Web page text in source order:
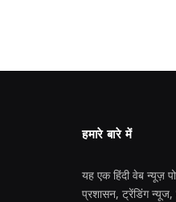
हमारे बारे में
यह एक हिंदी वेब न्यूज़
प्रशासन, ट्रेंडिंग